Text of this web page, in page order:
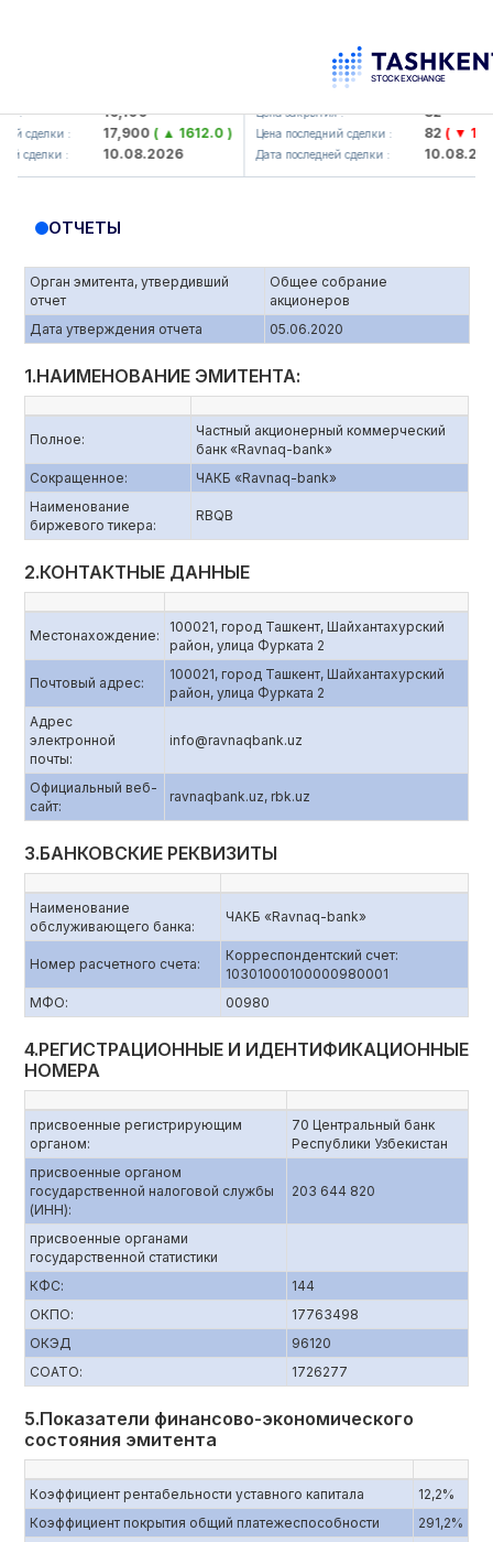
16,100
: 17,900( ▲ 1612.0 )
: 10.08.2026
KFSK (<Kafolat sug'urta
Цена закрытия : 82
Цена последний сделки : 82 ( ▼ 1.91 )
Дата последней сделки : 10.08.2026
ОТЧЕТЫ
Орган эмитента, утвердивший
отчет
Общее собрание
акционеров
Дата утверждения отчета
05.06.2020
1.НАИМЕНОВАНИЕ ЭМИТЕНТА:
Полное:
Частный акционерный коммерческий
банк «Ravnaq-bank»
Сокращенное:
ЧАКБ «Ravnaq-bank»
Наименование
биржевого тикера:
RBQB
2.КОНТАКТНЫЕ ДАННЫЕ
Местонахождение:
100021, город Ташкент, Шайхантахурский
район, улица Фурката 2
Почтовый адрес:
100021, город Ташкент, Шайхантахурский
район, улица Фурката 2
Адрес
электронной
почты:
info@ravnaqbank.uz
Официальный веб-
сайт:
ravnaqbank.uz, rbk.uz
3.БАНКОВСКИЕ РЕКВИЗИТЫ
Наименование
обслуживающего банка:
ЧАКБ «Ravnaq-bank»
Номер расчетного счета:
Корреспондентский счет:
10301000100000980001
МФО:
00980
4.РЕГИСТРАЦИОННЫЕ И ИДЕНТИФИКАЦИОННЫЕ
НОМЕРА
присвоенные регистрирующим
органом:
70 Центральный банк
Республики Узбекистан
присвоенные органом
государственной налоговой службы
(ИНН):
203 644 820
присвоенные органами
государственной статистики
КФС:
144
ОКПО:
17763498
ОКЭД
96120
СОАТО:
1726277
5.Показатели финансово-экономического
состояния эмитента
Коэффициент рентабельности уставного капитала
12,2%
Коэффициент покрытия общий платежеспособности
291,2%